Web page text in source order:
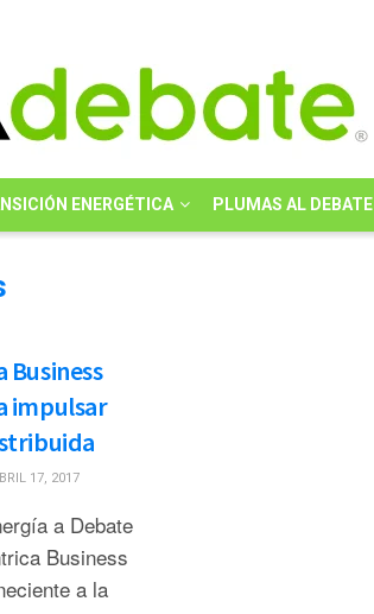
ENERGÉTICA PLUMAS AL DEBATE
Business
impulsar
17, 2017
a Debate
Business
a la